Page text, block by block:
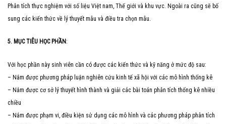
Phân tích thực nghiệm với số liệu Việt nam, Thế giới và khu vực. Ngoài ra cũng sẽ bố
sung các kiến thức về lý thuyết mẫu và điều tra chọn mẫu.
5. MỤC TIÊU HỌC PHẦN :
Với học phần này sinh viên cần có được các kiến thức và kỹ năng ở mức độ sau:
– Nắm được phương pháp luận nghiên cứu kinh tế xã hội với các mô hình thống kê
– Nắm được cơ sở lý thuyết hình thành và giải các bài toán phân tích thống kê nhiều
chiều
– Nắm được phạm vi, điều kiện sử dụng các mô hình và các phương pháp phân tích